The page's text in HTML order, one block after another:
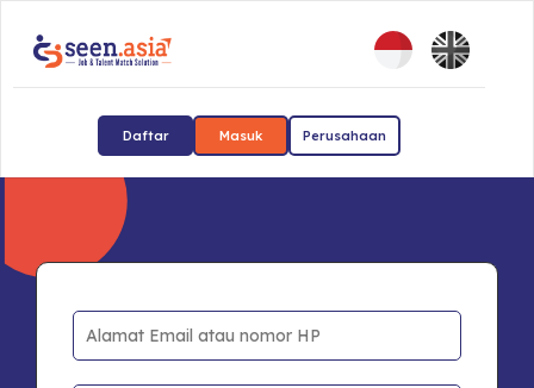
Daftar Masuk Perusahaan